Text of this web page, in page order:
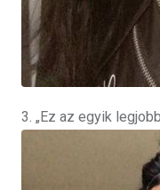
3. „Ez az egyik